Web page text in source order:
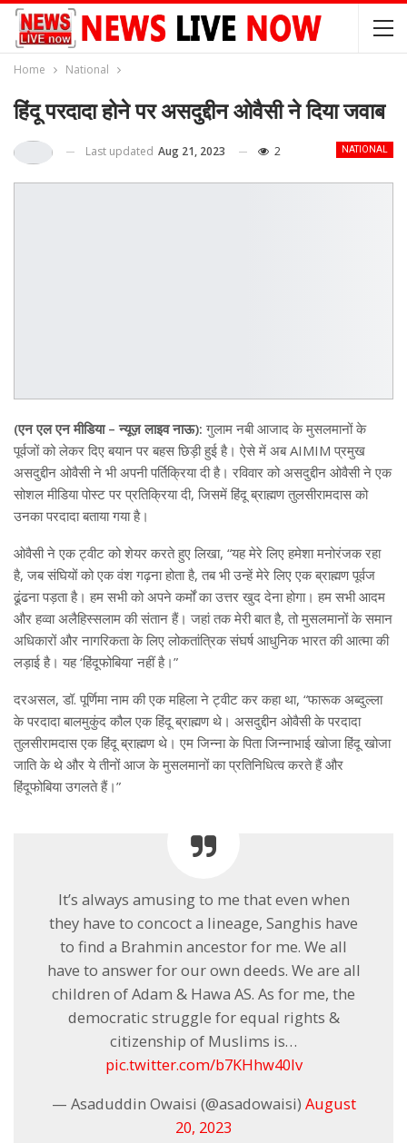
Home National
हिंदू परदादा होने पर असदुद्दीन ओवैसी ने दिया जवाब
NATIONAL
Last updated Aug 21, 2023 2
(एन एल एन मीडिया – न्यूज़ लाइव नाऊ): गुलाम नबी आजाद के मुसलमानों के
पूर्वजों को लेकर दिए बयान पर बहस छिड़ी हुई है। ऐसे में अब AIMIM प्रमुख
असदुद्दीन ओवैसी ने भी अपनी पर्तिक्रिया दी है। रविवार को असदुद्दीन ओवैसी ने एक
सोशल मीडिया पोस्ट पर प्रतिक्रिया दी, जिसमें हिंदू ब्राह्मण तुलसीरामदास को
उनका परदादा बताया गया है।
ओवैसी ने एक ट्वीट को शेयर करते हुए लिखा, “यह मेरे लिए हमेशा मनोरंजक रहा
है, जब संघियों को एक वंश गढ़ना होता है, तब भी उन्हें मेरे लिए एक ब्राह्मण पूर्वज
ढूंढना पड़ता है। हम सभी को अपने कर्मों का उत्तर खुद देना होगा। हम सभी आदम
और हव्वा अलैहिस्सलाम की संतान हैं। जहां तक ​​मेरी बात है, तो मुसलमानों के समान
अधिकारों और नागरिकता के लिए लोकतांत्रिक संघर्ष आधुनिक भारत की आत्मा की
लड़ाई है। यह ‘हिंदूफोबिया’ नहीं है।”
दरअसल, डॉ. पूर्णिमा नाम की एक महिला ने ट्वीट कर कहा था, “फारूक अब्दुल्ला
के परदादा बालमुकुंद कौल एक हिंदू ब्राह्मण थे। असदुद्दीन ओवैसी के परदादा
तुलसीरामदास एक हिंदू ब्राह्मण थे। एम जिन्ना के पिता जिन्नाभाई खोजा हिंदू खोजा
जाति के थे और ये तीनों आज के मुसलमानों का प्रतिनिधित्व करते हैं और
हिंदूफोबिया उगलते हैं।”
It’s always amusing to me that even when
they have to concoct a lineage, Sanghis have
to find a Brahmin ancestor for me. We all
have to answer for our own deeds. We are all
children of Adam & Hawa AS. As for me, the
democratic struggle for equal rights &
citizenship of Muslims is…
pic.twitter.com/b7KHhw40Iv
— Asaduddin Owaisi (@asadowaisi) August
20, 2023